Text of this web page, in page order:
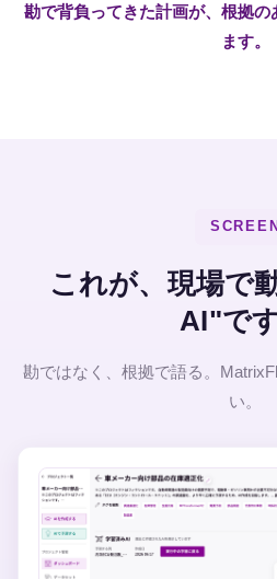
勘で背負ってきた計画が、根拠
ます。
SCREEN
これが、現場で
AI"です
勘ではなく、根拠で語る。
い。